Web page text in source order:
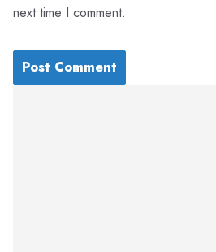
next time I comment.